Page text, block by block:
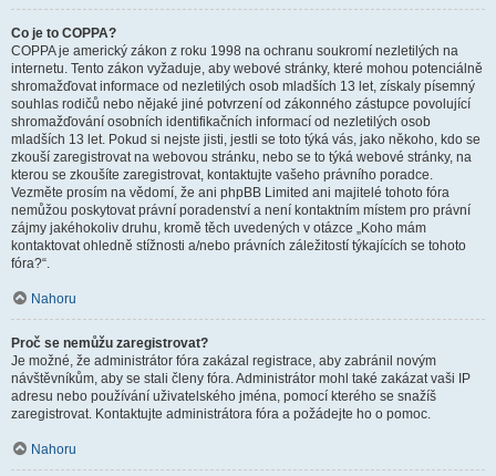
Co je to COPPA?
COPPA je americký zákon z roku 1998 na ochranu soukromí nezletilých na
internetu. Tento zákon vyžaduje, aby webové stránky, které mohou potenciálně
shromažďovat informace od nezletilých osob mladších 13 let, získaly písemný
souhlas rodičů nebo nějaké jiné potvrzení od zákonného zástupce povolující
shromažďování osobních identifikačních informací od nezletilých osob
mladších 13 let. Pokud si nejste jisti, jestli se toto týká vás, jako někoho, kdo se
zkouší zaregistrovat na webovou stránku, nebo se to týká webové stránky, na
kterou se zkoušíte zaregistrovat, kontaktujte vašeho právního poradce.
Vezměte prosím na vědomí, že ani phpBB Limited ani majitelé tohoto fóra
nemůžou poskytovat právní poradenství a není kontaktním místem pro právní
zájmy jakéhokoliv druhu, kromě těch uvedených v otázce „Koho mám
kontaktovat ohledně stížnosti a/nebo právních záležitostí týkajících se tohoto
fóra?“.
Nahoru
Proč se nemůžu zaregistrovat?
Je možné, že administrátor fóra zakázal registrace, aby zabránil novým
návštěvníkům, aby se stali členy fóra. Administrátor mohl také zakázat vaši IP
adresu nebo používání uživatelského jména, pomocí kterého se snažíš
zaregistrovat. Kontaktujte administrátora fóra a požádejte ho o pomoc.
Nahoru